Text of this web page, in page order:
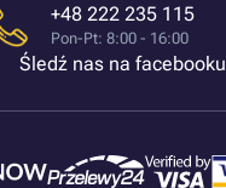
+48 222 235 115
Pon-Pt: 8:00 - 16:00
Śledź nas na facebooku